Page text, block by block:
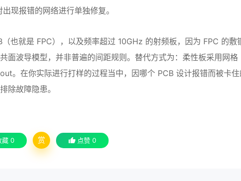
现报错的网络进行单独修复。
也就是 FPC），以及频率超过 10GHz 的射频板，因为 FPC 的敷
面波导模型，并非普遍的间距规则。替代方式为：柔性板采用网格
。在你实际进行打样的过程当中，因哪个 PCB 设计报错而被卡住
除故障隐患。
藏 0 赏 点赞 0